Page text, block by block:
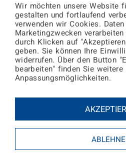
Newsletter
Mail
Adresse
Zur
Wettervorschau
Friedrichshafen
Konstanz
18°
19°
Der Katamaran in den
© Katamaran-Reederei
Wir möchten unsere Website
gestalten und fortlaufend
verwenden wir Cookies.
Marketingzwecken
durch Klicken auf
geben. Sie können Ihre
widerrufen. Über den Button
bearbeiten" finden Sie
Anpassungsmöglichkeiten.